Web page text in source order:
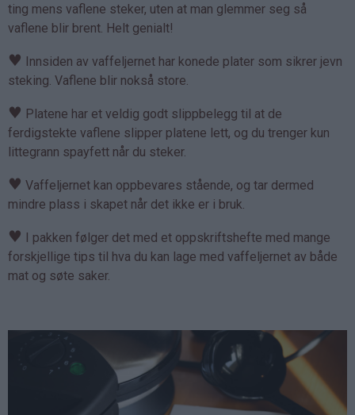
ting mens vaflene steker, uten at man glemmer seg så
vaflene blir brent. Helt genialt!
♥ Innsiden av vaffeljernet har konede plater som sikrer jevn
steking. Vaflene blir nokså store.
♥ Platene har et veldig godt slippbelegg til at de
ferdigstekte vaflene slipper platene lett, og du trenger kun
littegrann spayfett når du steker.
♥ Vaffeljernet kan oppbevares stående, og tar dermed
mindre plass i skapet når det ikke er i bruk.
♥ I pakken følger det med et oppskriftshefte med mange
forskjellige tips til hva du kan lage med vaffeljernet av både
mat og søte saker.